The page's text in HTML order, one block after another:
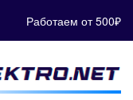
Работаем от 500₽